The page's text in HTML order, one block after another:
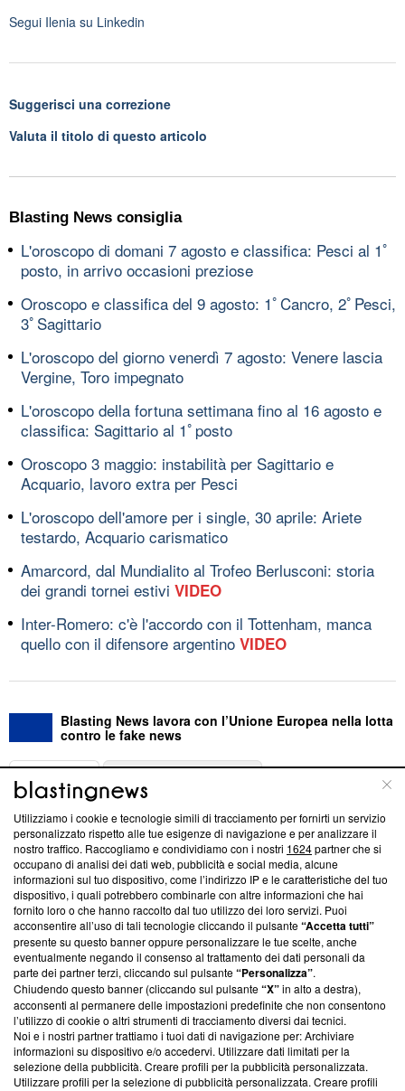
Segui Ilenia su Linkedin
Suggerisci una correzione
Valuta il titolo di questo articolo
Blasting News consiglia
L'oroscopo di domani 7 agosto e classifica: Pesci al 1ﾟ
posto, in arrivo occasioni preziose
Oroscopo e classifica del 9 agosto: 1ﾟCancro, 2ﾟPesci,
3ﾟSagittario
L'oroscopo del giorno venerdì 7 agosto: Venere lascia
Vergine, Toro impegnato
L'oroscopo della fortuna settimana fino al 16 agosto e
classifica: Sagittario al 1ﾟposto
Oroscopo 3 maggio: instabilità per Sagittario e
Acquario, lavoro extra per Pesci
L'oroscopo dell'amore per i single, 30 aprile: Ariete
testardo, Acquario carismatico
Amarcord, dal Mundialito al Trofeo Berlusconi: storia
dei grandi tornei estivi VIDEO
Inter-Romero: c'è l'accordo con il Tottenham, manca
quello con il difensore argentino VIDEO
Blasting News lavora con l’Unione Europea nella lotta
contro le fake news
ABOUT
Questa sezione offre informazioni trasparenti su Blasting
News, sui nostri processi editoriali e su come ci impegniamo a
creare news di qualità. Inoltre, afferma la nostra aderenza a
‘Trust Project - News with Integrity’Blasting News non è
ancora membro del programma, ma ha richiesto di farne
parte; Trust Project non ha ancora effettuato una verifica di
conformità agli standard.
Su di noi
Team editoriale
Corporate
Redazione
Utilizziamo i cookie e tecnologie simili di tracciamento per fornirti un servizio
personalizzato rispetto alle tue esigenze di navigazione e per analizzare il
nostro traffico. Raccogliamo e condividiamo con i nostri 1624partner che si
occupano di analisi dei dati web, pubblicità e social media, alcune
informazioni sul tuo dispositivo, come l’indirizzo IP e le caratteristiche del tuo
dispositivo, i quali potrebbero combinarle con altre informazioni che hai
fornito loro o che hanno raccolto dal tuo utilizzo dei loro servizi. Puoi
acconsentire all’uso di tali tecnologie cliccando il pulsante“Accetta tutti”
presente su questo banner oppure personalizzare le tue scelte, anche
eventualmente negando il consenso al trattamento dei dati personali da
parte dei partner terzi, cliccando sul pulsante“Personalizza”.
Chiudendo questo banner (cliccando sul pulsante“X”in alto a destra),
acconsenti al permanere delle impostazioni predefinite che non consentono
l’utilizzo di cookie o altri strumenti di tracciamento diversi dai tecnici.
Noi e i nostri partner trattiamo i tuoi dati di navigazione per: Archiviare
informazioni su dispositivo e/o accedervi. Utilizzare dati limitati per la
selezione della pubblicità. Creare profili per la pubblicità personalizzata.
Utilizzare profili per la selezione di pubblicità personalizzata. Creare profili